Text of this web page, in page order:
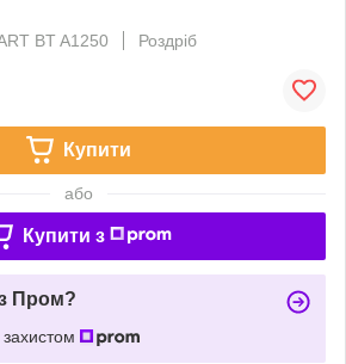
BT A1250
Роздріб
Купити
або
Купити з
Пром?